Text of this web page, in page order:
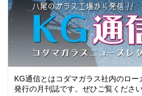
KG通信とはコダマガラス社内のロー
発行の月刊誌です。ぜひご覧ください